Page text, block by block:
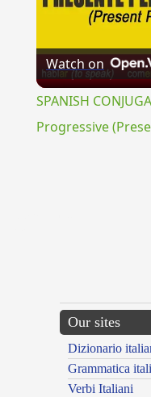
Watch on
SPANISH
Progressive
Our sites
Dizionario
Grammatica
Verbi Italiani